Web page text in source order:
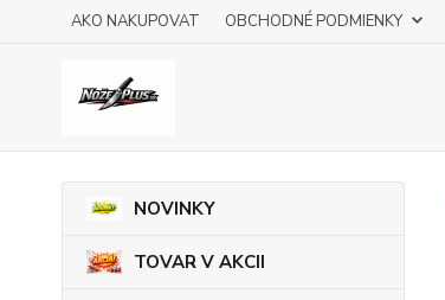
AKO NAKUPOVAT OBCHODNÉ PODMIENKY
NOVINKY
TOVAR V AKCII